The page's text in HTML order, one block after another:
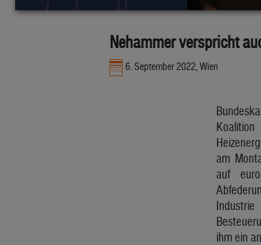
Nehammer verspricht
6. September 2022, Wien
am
auf
ihm ein